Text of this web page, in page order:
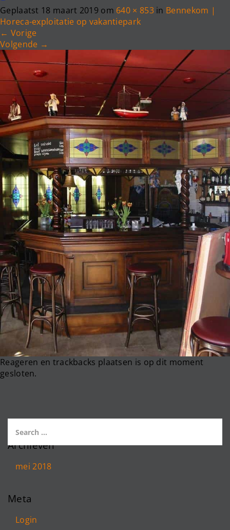
e
i
a
t
n
Geplaatst 18 maart 2019 om 640 × 853in Bennekom |
Horeca-exploitatie op vakantiepark
← Vorige
Volgende →
Reageren en trackbacks plaatsen is op dit moment
gesloten.
Archieven
mei 2018
Meta
Login